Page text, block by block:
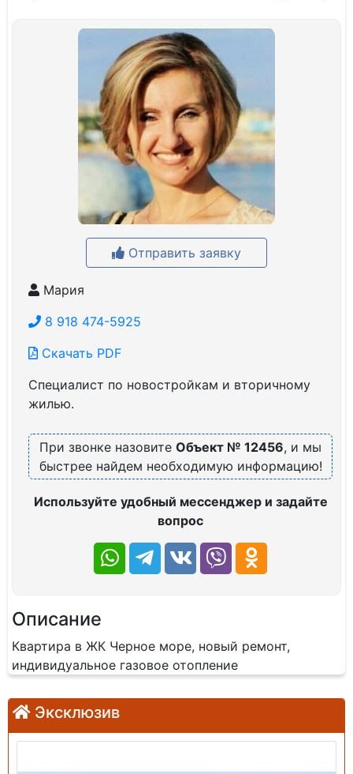
Отправить заявку
Мария
8 918 474-5925
Скачать PDF
Специалист по новостройкам и вторичному
жилью.
При звонке назовите Объект № 12456, и мы
быстрее найдем необходимую информацию!
Используйте удобный мессенджер и задайте
вопрос
Описание
Квартира в ЖК Черное море, новый ремонт,
индивидуальное газовое отопление
Эксклюзив